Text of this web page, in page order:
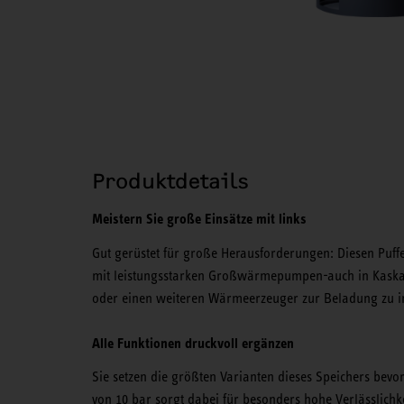
Produktdetails
Meistern Sie große Einsätze mit links
Gut gerüstet für große Herausforderungen: Diesen
mit leistungsstarken Großwärmepumpen-auch in
oder einen weiteren Wärmeerzeuger zur Beladung
Alle Funktionen druckvoll ergänzen
Sie setzen die größten Varianten dieses Speichers
von 10 bar sorgt dabei für besonders hohe